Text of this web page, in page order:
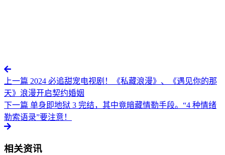
上一篇 2024 必追甜宠电视剧！《私藏浪漫》、《遇见你的那
天》浪漫开启契约婚姻
下一篇 单身即地狱 3 完结，其中竟暗藏情勒手段。“4 种情绪
勒索语录”要注意！
相关资讯